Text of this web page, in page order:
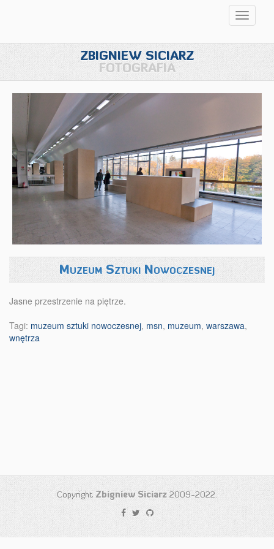
ZBIGNIEW SICIARZ
FOTOGRAFIA
Muzeum Sztuki Nowoczesnej
Jasne przestrzenie na piętrze.
Tagi: muzeum sztuki nowoczesnej, msn, muzeum, warszawa,
wnętrza
Copyright Zbigniew Siciarz 2009-2022.